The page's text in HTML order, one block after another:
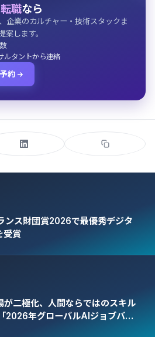
職なら
企業のカルチャー・技術スタックま
案します。
ルタントから連絡
約
ンス財団賞2026で最優秀デジタ
受賞
二極化、人間ならではのスキル
2026年グローバルAIジョブバロ